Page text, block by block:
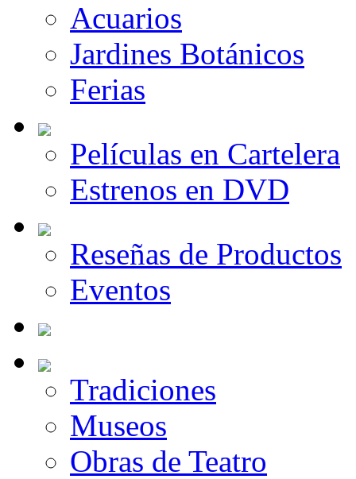
Acuarios
Jardines Botánicos
Ferias
Películas en Cartelera
Estrenos en DVD
Reseñas de Productos
Eventos
Tradiciones
Museos
Obras de Teatro